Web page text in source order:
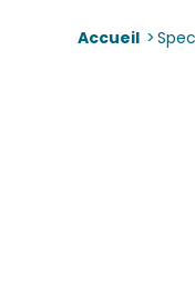
Accueil >